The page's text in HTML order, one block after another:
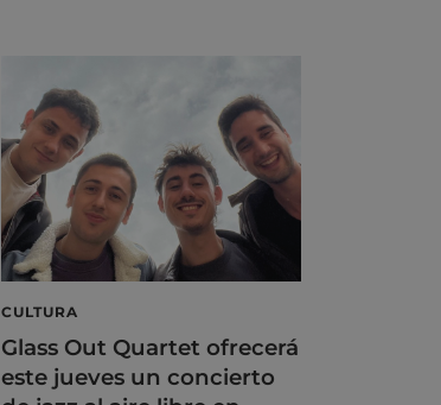
CULTURA
Glass Out Quartet ofrecerá
este jueves un concierto